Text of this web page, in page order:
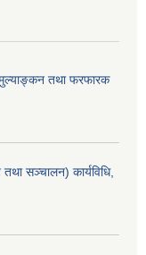
तथा फरफारक
सञ्चालन) कार्यविधि,